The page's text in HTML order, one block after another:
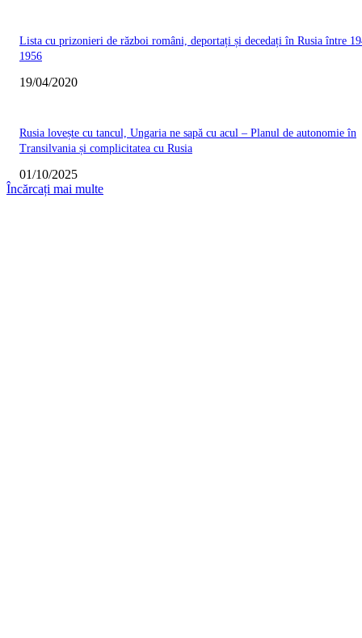
Lista cu prizonieri de război români, deportați și decedați în Rusia între
1956
19/04/2020
Rusia lovește cu tancul, Ungaria ne sapă cu acul – Planul de autonomie în
Transilvania și complicitatea cu Rusia
01/10/2025
Încărcați mai multe